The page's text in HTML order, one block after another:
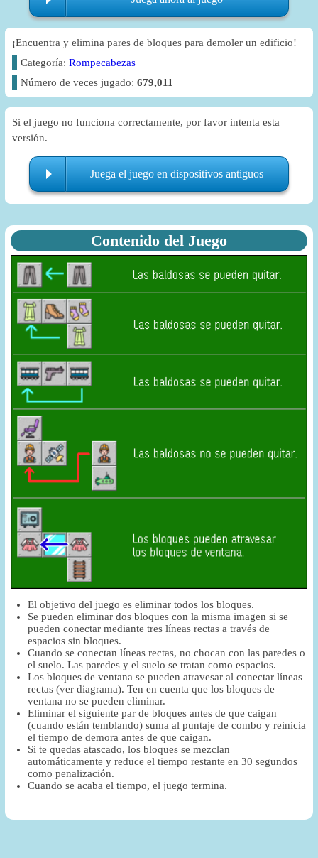
¡Encuentra y elimina pares de bloques para demoler un edificio!
Categoría:Rompecabezas
Número de veces jugado:679,011
Si el juego no funciona correctamente, por favor intenta esta
versión.
Juega el juego en dispositivos antiguos
Contenido del Juego
El objetivo del juego es eliminar todos los bloques.
Se pueden eliminar dos bloques con la misma imagen si se
pueden conectar mediante tres líneas rectas a través de
espacios sin bloques.
Cuando se conectan líneas rectas, no chocan con las paredes o
el suelo. Las paredes y el suelo se tratan como espacios.
Los bloques de ventana se pueden atravesar al conectar líneas
rectas (ver diagrama). Ten en cuenta que los bloques de
ventana no se pueden eliminar.
Eliminar el siguiente par de bloques antes de que caigan
(cuando están temblando) suma al puntaje de combo y reinicia
el tiempo de demora antes de que caigan.
Si te quedas atascado, los bloques se mezclan
automáticamente y reduce el tiempo restante en 30 segundos
como penalización.
Cuando se acaba el tiempo, el juego termina.